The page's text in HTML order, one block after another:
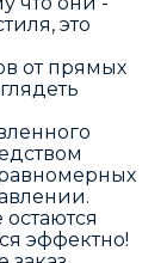
это
от прямых
эффектно!